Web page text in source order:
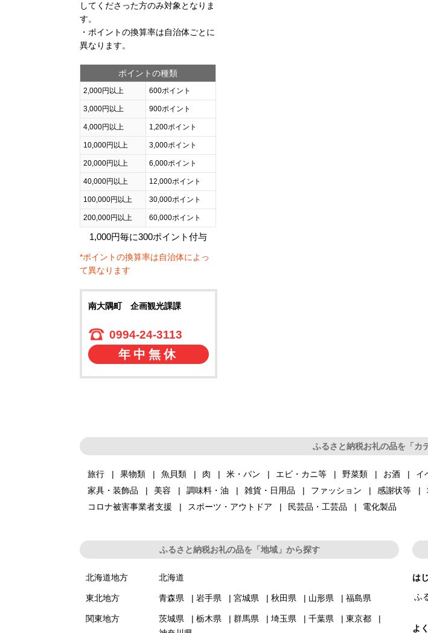
してくださった方のみ対象となりま
す。
・ポイントの換算率は自治体ごとに
異なります。
ポイントの種類
2,000円以上 600ポイント
3,000円以上 900ポイント
4,000円以上 1,200ポイント
10,000円以上 3,000ポイント
20,000円以上 6,000ポイント
40,000円以上 12,000ポイント
100,000円以上 30,000ポイント
200,000円以上 60,000ポイント
1,000円毎に300ポイント付与
*ポイントの換算率は自治体によっ
て異なります
南大隅町 企画観光課課
0994-24-3113
年中無休
ふるさと納税お礼の品を「カ
旅行 果物類 魚貝類 肉 米・パン エビ・カニ等 野菜類 お酒 イ
家具・装飾品
美容 調味料・油 雑貨・日用品 ファッション 感謝状等
コロナ被害事業者支援
スポーツ・アウトドア 民芸品・工芸品 電化製品
ふるさと納税お礼の品を「地域」から探す
北海道地方 北海道
東北地方 青森県 岩手県 宮城県 秋田県 山形県 福島県
関東地方 茨城県 栃木県 群馬県 埼玉県 千葉県
東京都
は
ふ
よ